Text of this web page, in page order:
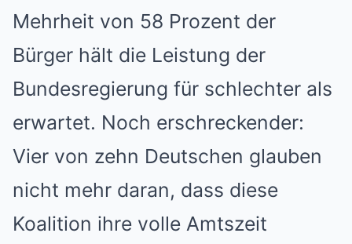
Mehrheit von 58 Prozent der
Bürger hält die Leistung der
Bundesregierung für schlechter als
erwartet. Noch erschreckender:
Vier von zehn Deutschen glauben
nicht mehr daran, dass diese
Koalition ihre volle Amtszeit